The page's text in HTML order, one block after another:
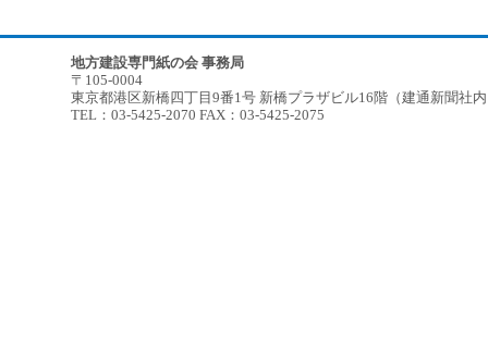
地方建設専門紙の会 事務局
〒105-0004
東京都港区新橋四丁目9番1号 新橋プラザビル16階（建通新聞社
TEL：03-5425-2070 FAX：03-5425-2075